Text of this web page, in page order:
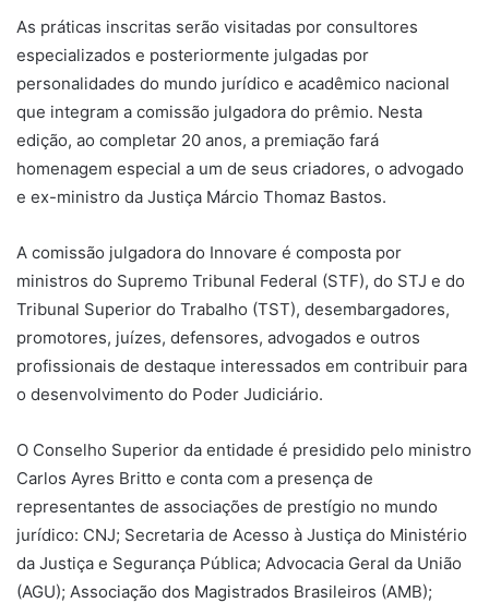
As práticas inscritas serão visitadas por consultores
especializados e posteriormente julgadas por
personalidades do mundo jurídico e acadêmico nacional
que integram a comissão julgadora do prêmio. Nesta
edição, ao completar 20 anos, a premiação fará
homenagem especial a um de seus criadores, o advogado
e ex-ministro da Justiça Márcio Thomaz Bastos.
A comissão julgadora do Innovare é composta por
ministros do Supremo Tribunal Federal (STF), do STJ e do
Tribunal Superior do Trabalho (TST), desembargadores,
promotores, juízes, defensores, advogados e outros
profissionais de destaque interessados em contribuir para
o desenvolvimento do Poder Judiciário.
O Conselho Superior da entidade é presidido pelo ministro
Carlos Ayres Britto e conta com a presença de
representantes de associações de prestígio no mundo
jurídico: CNJ; Secretaria de Acesso à Justiça do Ministério
da Justiça e Segurança Pública; Advocacia Geral da União
(AGU); Associação dos Magistrados Brasileiros (AMB);